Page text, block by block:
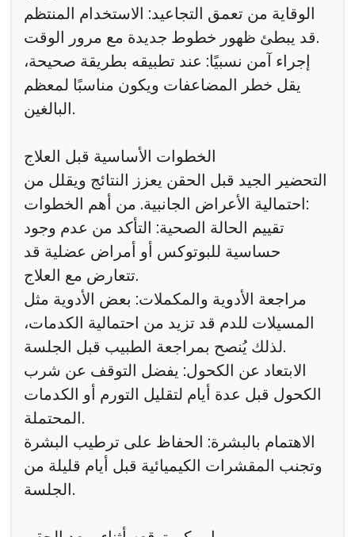
الوقاية من تعمق التجاعيد: الاستخدام المنتظم
قد يبطئ ظهور خطوط جديدة مع مرور الوقت.
إجراء آمن نسبيًا: عند تطبيقه بطريقة صحيحة،
يقل خطر المضاعفات ويكون مناسبًا لمعظم
البالغين.
الخطوات الأساسية قبل العلاج
التحضير الجيد قبل الحقن يعزز النتائج ويقلل من
احتمالية الأعراض الجانبية. من أهم الخطوات:
تقييم الحالة الصحية: التأكد من عدم وجود
حساسية للبوتوكس أو أمراض عضلية قد
تتعارض مع العلاج.
مراجعة الأدوية والمكملات: بعض الأدوية مثل
المسيلات للدم قد تزيد من احتمالية الكدمات،
لذلك يُنصح بمراجعة الطبيب قبل الجلسة.
الابتعاد عن الكحول: يفضل التوقف عن شرب
الكحول قبل عدة أيام لتقليل التورم أو الكدمات
المحتملة.
الاهتمام بالبشرة: الحفاظ على ترطيب البشرة
وتجنب المقشرات الكيميائية قبل أيام قليلة من
الجلسة.